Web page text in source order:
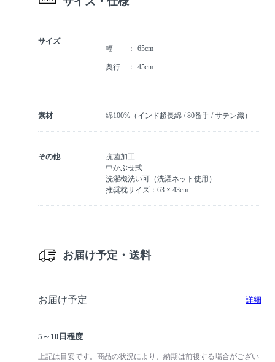
サイズ
幅
65cm
奥行 45cm
素材 綿100%（インド超長綿 / 80番手 / サテン織）
その他
抗菌加工
中かぶせ式
洗濯機洗い可（洗濯ネット使用）
推奨枕サイズ：63 × 43cm
お届け予定・送料
お届け予定 詳細
5～10日程度
上記は目安です。商品の状況により、納期は前後する場合がござい